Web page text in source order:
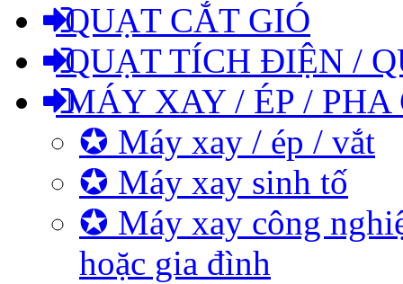
QUẠT CẮT GIÓ
QUẠT TÍCH ĐIỆN /
MÁY XAY / ÉP / PHA
✪ Máy xay / ép / vắt
✪ Máy xay sinh tố
✪ Máy xay công
hoặc gia đình